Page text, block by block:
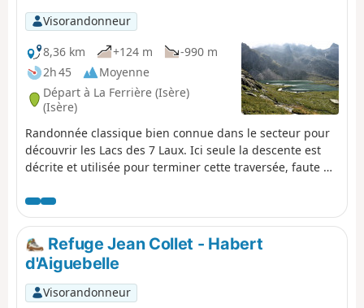
vous avez des informations concernant la
levée de cet arrêté.
Visorandonneur
8,36 km
+124 m
-990 m
2h 45
Moyenne
Départ à La Ferrière (Isère)
(Isère)
Randonnée classique bien connue dans le secteur pour
découvrir les Lacs des 7 Laux. Ici seule la descente est
décrite et utilisée pour terminer cette traversée, faute de
Refuge Jean Collet - Habert
d'Aiguebelle
Visorandonneur